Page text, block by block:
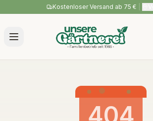
Kostenloser Versand ab 75 €